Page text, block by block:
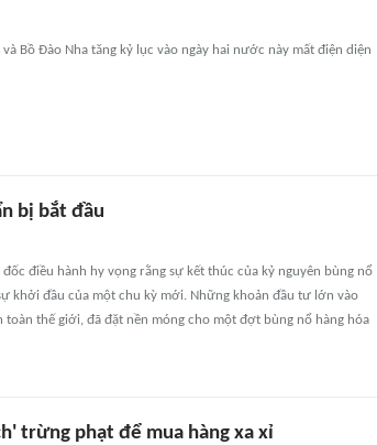
Bồ Đào Nha tăng kỷ lục vào ngày hai nước này mất điện diện
bị bắt đầu
điều hành hy vọng rằng sự kết thúc của kỷ nguyên bùng nổ
khởi đầu của một chu kỳ mới. Những khoản đầu tư lớn vào
toàn thế giới, đã đặt nền móng cho một đợt bùng nổ hàng hóa
trừng phạt để mua hàng xa xỉ